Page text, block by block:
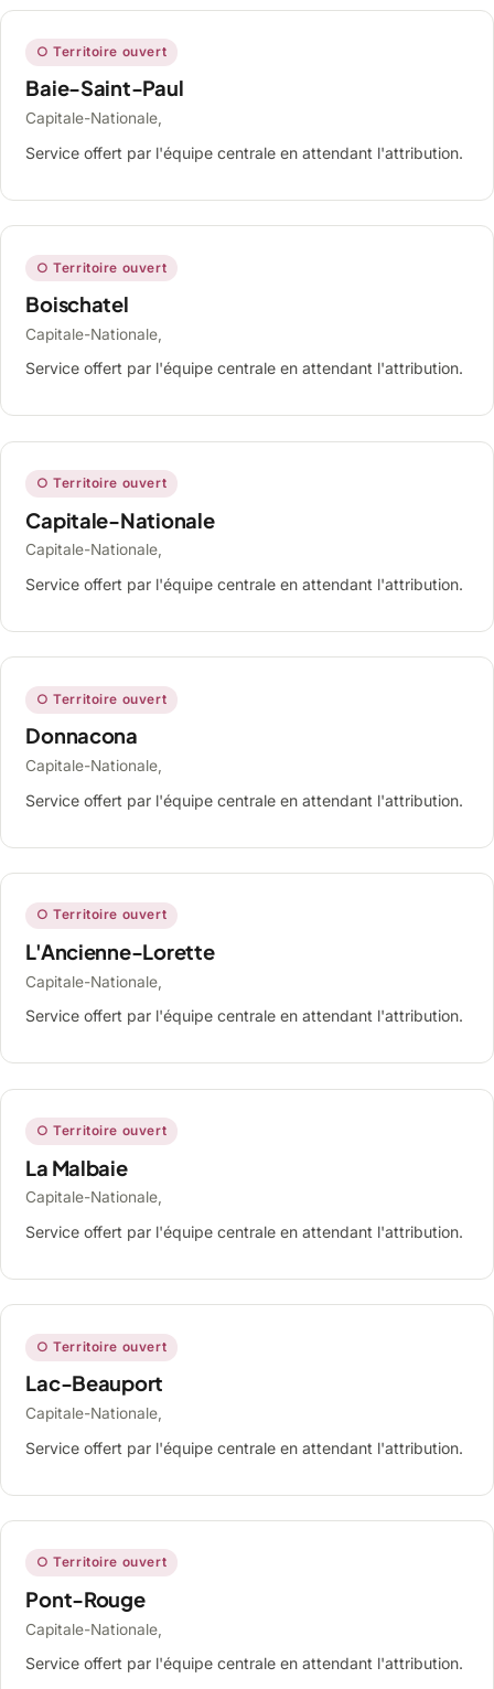
○ Territoire ouvert
Baie-Saint-Paul
Capitale-Nationale,
Service offert par l'équipe centrale en attendant l'attribution.
○ Territoire ouvert
Boischatel
Capitale-Nationale,
Service offert par l'équipe centrale en attendant l'attribution.
○ Territoire ouvert
Capitale-Nationale
Capitale-Nationale,
Service offert par l'équipe centrale en attendant l'attribution.
○ Territoire ouvert
Donnacona
Capitale-Nationale,
Service offert par l'équipe centrale en attendant l'attribution.
○ Territoire ouvert
L'Ancienne-Lorette
Capitale-Nationale,
Service offert par l'équipe centrale en attendant l'attribution.
○ Territoire ouvert
La Malbaie
Capitale-Nationale,
Service offert par l'équipe centrale en attendant l'attribution.
○ Territoire ouvert
Lac-Beauport
Capitale-Nationale,
Service offert par l'équipe centrale en attendant l'attribution.
○ Territoire ouvert
Pont-Rouge
Capitale-Nationale,
Service offert par l'équipe centrale en attendant l'attribution.